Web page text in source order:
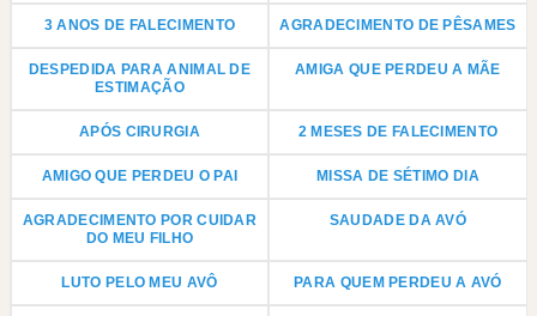
3 ANOS DE FALECIMENTO AGRADECIMENTO DE PÊSAMES
DESPEDIDA PARA ANIMAL DE
ESTIMAÇÃO
AMIGA QUE PERDEU A MÃE
APÓS CIRURGIA 2 MESES DE FALECIMENTO
AMIGO QUE PERDEU O PAI MISSA DE SÉTIMO DIA
AGRADECIMENTO POR CUIDAR
DO MEU FILHO
SAUDADE DA AVÓ
LUTO PELO MEU AVÔ PARA QUEM PERDEU A AVÓ